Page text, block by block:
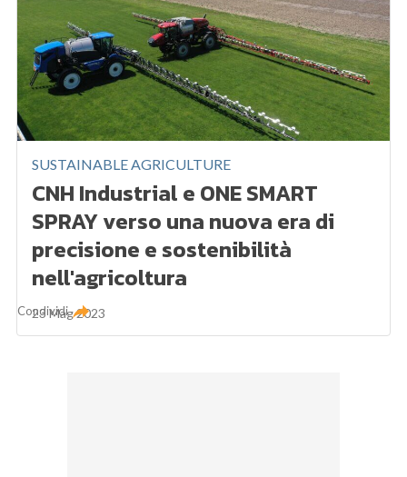
SUSTAINABLE AGRICULTURE
CNH Industrial e ONE SMART
SPRAY verso una nuova era di
precisione e sostenibilità
nell'agricoltura
23 Mag 2023
Condividi